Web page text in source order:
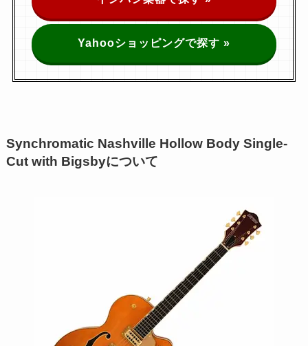
Yahooショッピングで探す »
Synchromatic Nashville Hollow Body Single-
Cut with Bigsbyについて